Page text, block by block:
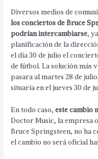
Diversos medios de
los conciertos de Bruce
podrían intercambiarse,
planificación de la
el día 30 de julio el
de fútbol. La solución más
pasara al martes 28 de
situaría en el jueves 30 de
En todo caso,este cambio
Doctor Music, la empresa
Bruce Springsteen, no ha
el cambio no será oficial